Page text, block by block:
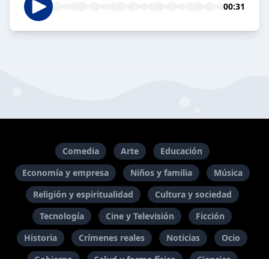
00:31
Comedia Arte
Educación
Economía y empresa
Niños y familia
Música
Religión y espiritualidad
Cultura y sociedad
Tecnología
Cine y Televisión
Ficción
Historia
Crímenes reales Noticias
Ocio